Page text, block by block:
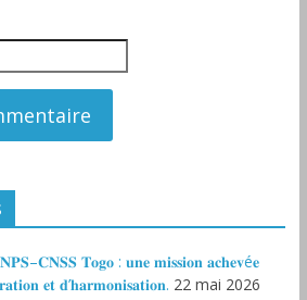
𝐓𝐨𝐠𝐨 : 𝐮𝐧𝐞 𝐦𝐢𝐬𝐬𝐢𝐨𝐧 𝐚𝐜𝐡𝐞𝐯é𝐞
𝐞𝐭 𝐝’𝐡𝐚𝐫𝐦𝐨𝐧𝐢𝐬𝐚𝐭𝐢𝐨𝐧. 22 mai 2026